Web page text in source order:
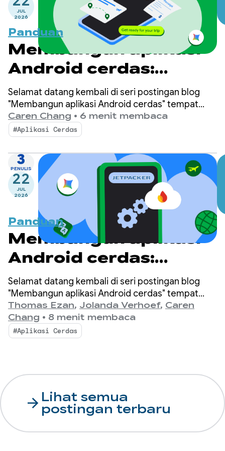
JUL
2026
Panduan
Membangun aplikasi
Android cerdas:
Inferensi di perangkat
Selamat datang kembali di seri postingan blog
"Membangun aplikasi Android cerdas" tempat
kami mengambil aplikasi Android dasar dan
mengubahnya menjadi pengalaman yang
dipersonalisasi, cerdas, dan agentic. Dalam
postingan sebelumnya, kami memperkenalkan
Jetpacker, aplikasi demo yang akan kami gunakan
di seluruh seri ini.
Caren Chang • 6 menit membaca
#Aplikasi Cerdas
3
PENULIS
22
JUL
2026
Panduan
Membangun aplikasi
Android cerdas:
Inferensi cloud dan
hybrid
Selamat datang kembali di seri postingan blog
"Membangun aplikasi Android cerdas" tempat
kami mengambil aplikasi Android dasar dan
mengubahnya menjadi pengalaman yang
dipersonalisasi, cerdas, dan agentic.
Thomas Ezan, Jolanda Verhoef, Caren
Chang • 8 menit membaca
#Aplikasi Cerdas
arrow_forward Lihat semua
postingan terbaru